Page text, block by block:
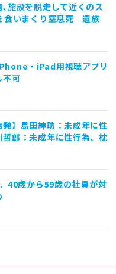
､施設を脱走して近くのス
食いまくり窒息死 遺族
・iPad用視聴アプリ
可
発】島田紳助：未成年に性
郎：未成年に性行為、枕
40歳から59歳の社員が対